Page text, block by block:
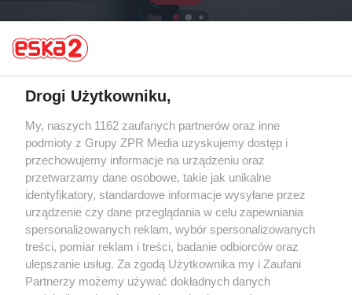
Drogi Użytkowniku,
My, naszych 1162 zaufanych partnerów oraz inne
podmioty z Grupy ZPR Media uzyskujemy dostęp i
przechowujemy informacje na urządzeniu oraz
przetwarzamy dane osobowe, takie jak unikalne
identyfikatory, standardowe informacje wysyłane przez
urządzenie czy dane przeglądania w celu zapewniania
spersonalizowanych reklam, wybór spersonalizowanych
treści, pomiar reklam i treści, badanie odbiorców oraz
ulepszanie usług. Za zgodą Użytkownika my i Zaufani
Partnerzy możemy używać dokładnych danych